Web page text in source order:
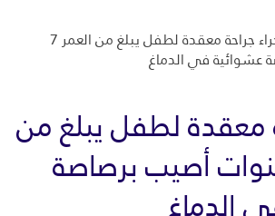
إجراء جراحة معقدة لطفل يبلغ من العمر 7
في الدماغ
معقدة لطفل يبلغ من
7 سنوات أصيب برصاصة